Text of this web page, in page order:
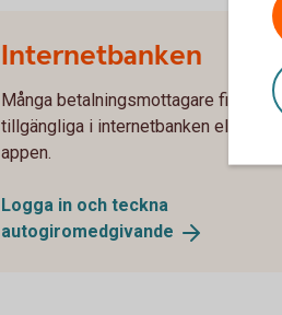
Internetbanken
Många betalningsmottagare finns
tillgängliga i internetbanken eller via
appen.
Logga in och teckna
autogiromedgivande